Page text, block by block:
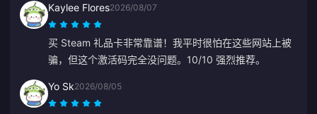
如果这些问题能得到解决，它会可靠得多。
Kaylee Flores2026/08/07
买 Steam 礼品卡非常靠谱！我平时很怕在这些网站上被
骗，但这个激活码完全没问题。10/10 强烈推荐。
Yo Sk2026/08/05